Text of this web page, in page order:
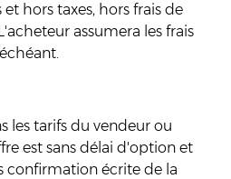
hors taxes, hors frais de
assumera les frais
les tarifs du vendeur ou
est sans délai d'option et
confirmation écrite de la